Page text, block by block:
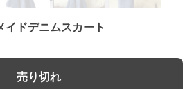
ドデニムスカート
売り切れ